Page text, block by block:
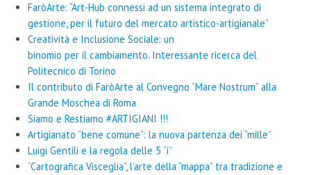
FaròArte: “Art-Hub connessi ad un sistema integrato di
gestione, per il futuro del mercato artistico-artigianale”
Creatività e Inclusione Sociale: un
binomio per il cambiamento. Interessante ricerca del
Politecnico di Torino
Il contributo di FaròArte al Convegno “Mare Nostrum” alla
Grande Moschea di Roma
Siamo e Restiamo #ARTIGIANI !!!
Artigianato “bene comune”: la nuova partenza dei “mille”
Luigi Gentili e la regola delle 5 “i”
“Cartografica Visceglia”, l’arte della “mappa” tra tradizione e